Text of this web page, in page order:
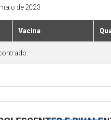
de 2023
Vacina